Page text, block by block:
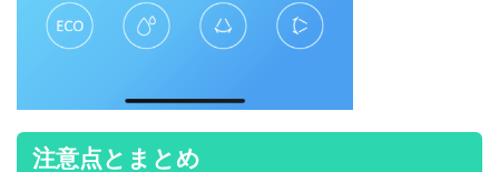
注意点とまとめ